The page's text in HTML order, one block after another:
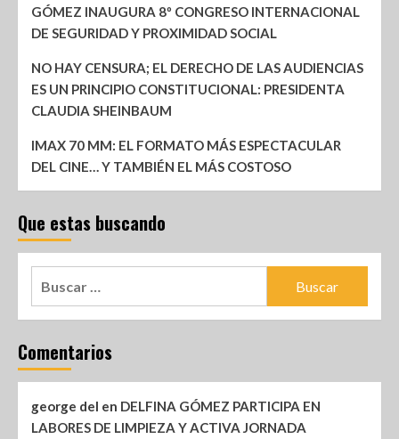
GÓMEZ INAUGURA 8º CONGRESO INTERNACIONAL
DE SEGURIDAD Y PROXIMIDAD SOCIAL
NO HAY CENSURA; EL DERECHO DE LAS AUDIENCIAS
ES UN PRINCIPIO CONSTITUCIONAL: PRESIDENTA
CLAUDIA SHEINBAUM
IMAX 70 MM: EL FORMATO MÁS ESPECTACULAR
DEL CINE… Y TAMBIÉN EL MÁS COSTOSO
Que estas buscando
Comentarios
george del en DELFINA GÓMEZ PARTICIPA EN
LABORES DE LIMPIEZA Y ACTIVA JORNADA